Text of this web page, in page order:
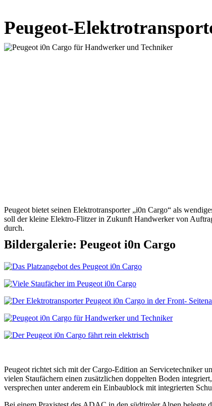
Peugeot-
Peugeot bietet seinen Elektrotransporter „i0n Cargo“ als
soll der kleine Elektro-Flitzer in Zukunft Handwerker von
durch.
Bildergalerie: Peugeot i0n Cargo
Peugeot richtet sich mit der Cargo-Edition an Servicetechniker
vielen Staufächern einen zusätzlichen doppelten Boden
versprechen unter anderem ein Einbaublock mit integrierten